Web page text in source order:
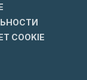
COOKIE